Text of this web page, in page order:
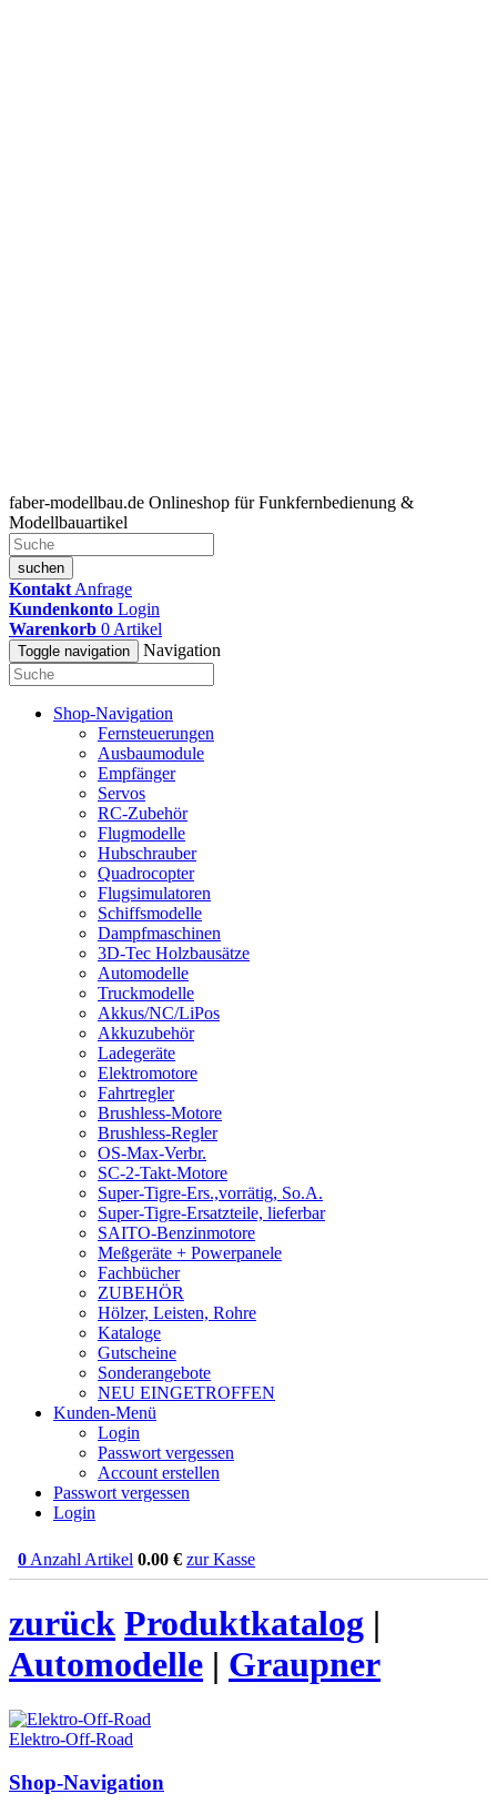
faber-modellbau.de Onlineshop für Funkfernbedienung &
Modellbauartikel
suchen
Kontakt Anfrage
Kundenkonto Login
Warenkorb 0 Artikel
Toggle navigation Navigation
Shop-Navigation
Fernsteuerungen
Ausbaumodule
Empfänger
Servos
RC-Zubehör
Flugmodelle
Hubschrauber
Quadrocopter
Flugsimulatoren
Schiffsmodelle
Dampfmaschinen
3D-Tec Holzbausätze
Automodelle
Truckmodelle
Akkus/NC/LiPos
Akkuzubehör
Ladegeräte
Elektromotore
Fahrtregler
Brushless-Motore
Brushless-Regler
OS-Max-Verbr.
SC-2-Takt-Motore
Super-Tigre-Ers.,vorrätig, So.A.
Super-Tigre-Ersatzteile, lieferbar
SAITO-Benzinmotore
Meßgeräte + Powerpanele
Fachbücher
ZUBEHÖR
Hölzer, Leisten, Rohre
Kataloge
Gutscheine
Sonderangebote
NEU EINGETROFFEN
Kunden-Menü
Login
Passwort vergessen
Account erstellen
Passwort vergessen
Login
0 Anzahl Artikel 0.00 € zur Kasse
zurück Produktkatalog |
Automodelle | Graupner
Elektro-Off-Road
Shop-Navigation